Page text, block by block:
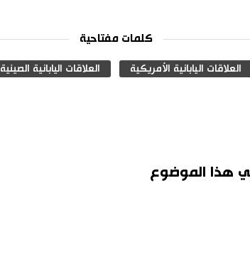
كلمات مفتاحية
العلاقات اليابانية الأمريكية العلاقات اليابانية الصينية
هذا الموضوع